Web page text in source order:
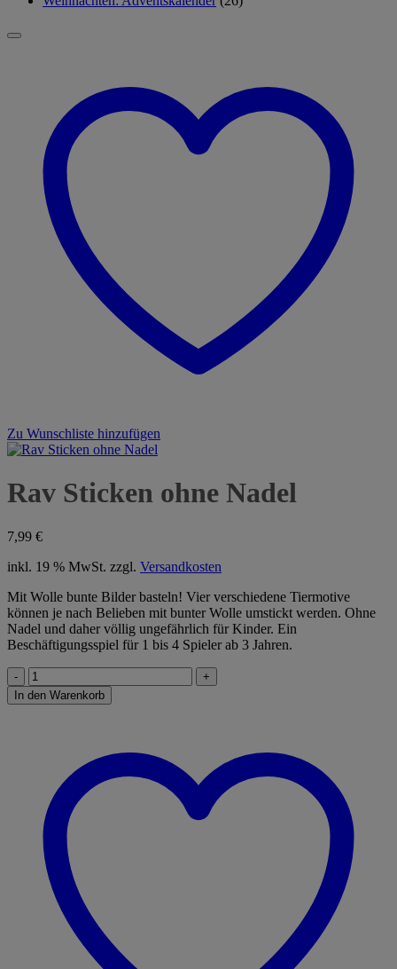
Zu Wunschliste hinzufügen
Rav Sticken ohne Nadel
7,99 €
inkl. 19 % MwSt. zzgl. Versandkosten
Mit Wolle bunte Bilder basteln! Vier verschiedene Tiermotive
können je nach Belieben mit bunter Wolle umstickt werden. Ohne
Nadel und daher völlig ungefährlich für Kinder. Ein
Beschäftigungsspiel für 1 bis 4 Spieler ab 3 Jahren.
Rav
Sticken
ohne
In den Warenkorb